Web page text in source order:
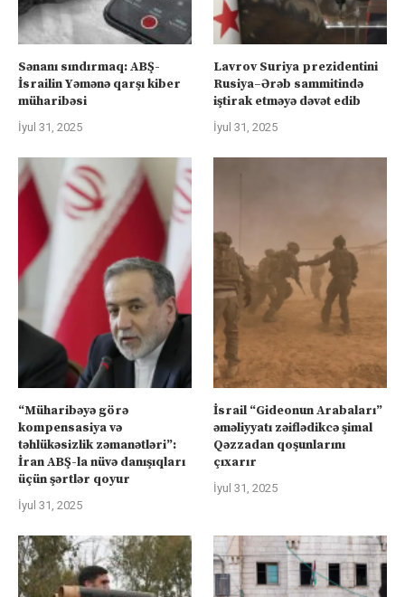
Sənanı sındırmaq: ABŞ-
İsrailin Yəmənə qarşı kiber
müharibəsi
İyul 31, 2025
Lavrov Suriya prezidentini
Rusiya–Ərəb sammitində
iştirak etməyə dəvət edib
İyul 31, 2025
“Müharibəyə görə
kompensasiya və
təhlükəsizlik zəmanətləri”:
İran ABŞ-la nüvə danışıqları
üçün şərtlər qoyur
İyul 31, 2025
İsrail “Gideonun Arabaları”
əməliyyatı zəiflədikcə şimal
Qəzzadan qoşunlarını
çıxarır
İyul 31, 2025